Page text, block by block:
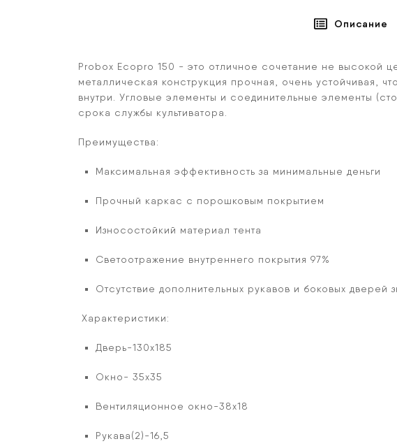
Описание
Probox Ecopro 150 - это отличное сочетание не высокой
металлическая конструкция прочная, очень устойчивая,
внутри. Угловые элементы и соединительные элементы
срока службы культиватора.
Преимущества:
Максимальная эффективность за минимальные деньги
Прочный каркас с порошковым покрытием
Износостойкий материал тента
Светоотражение внутреннего покрытия 97%
Отсутствие дополнительных рукавов и боковых дверей
Характеристики:
Дверь-130х185
Окно- 35х35
Вентиляционное окно-38х18
Рукава(2)-16,5